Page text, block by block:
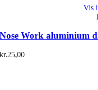
Vis
Nose Work aluminium
kr.25,00